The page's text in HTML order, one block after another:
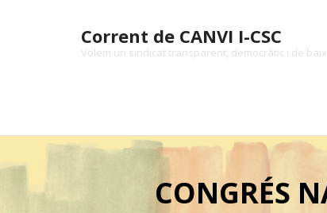
Corrent de CANVI I-CSC
Volem un sindicat transparent, democràtic i de
CONGRÉS